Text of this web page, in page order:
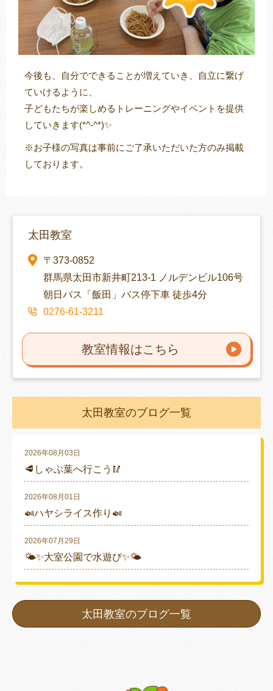
今後も、自分でできることが増えていき、自立に繋げ
ていけるように、
子どもたちが楽しめるトレーニングやイベントを提供
していきます(*^-^*)✨
※お子様の写真は事前にご了承いただいた方のみ掲載
しております。
太田教室
〒373-0852
群馬県太田市新井町213-1 ノルデンビル106号
朝日バス「飯田」バス停下車 徒歩4分
0276-61-3211
教室情報はこちら
太田教室のブログ一覧
2026年08月03日
🥩しゃぶ葉へ行こう🥢
2026年08月01日
🍛ハヤシライス作り🍛
2026年07月29日
🌤✨大室公園で水遊び✨🌤
太田教室のブログ一覧